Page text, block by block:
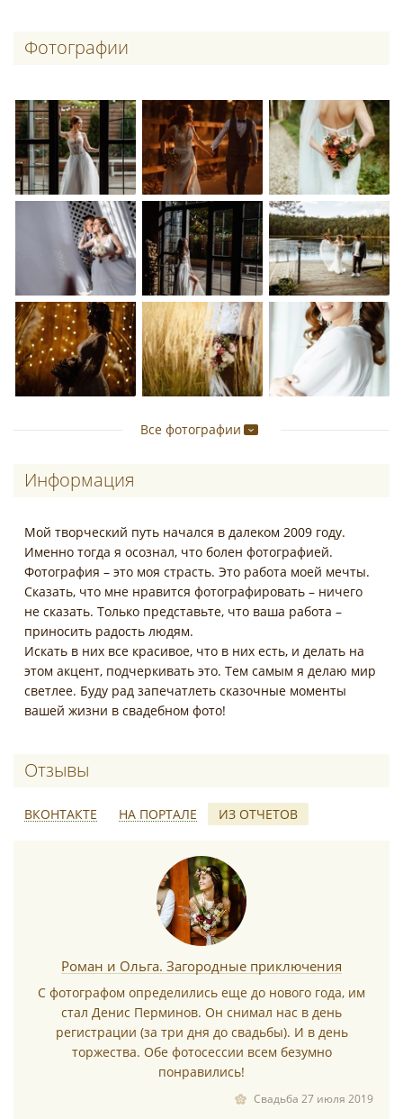
Информация
Мой творческий путь начался в далеком 2009 году.
Именно тогда я осознал, что болен фотографией.
Фотография – это моя страсть. Это работа моей мечты.
Сказать, что мне нравится фотографировать – ничего
не сказать. Только представьте, что ваша работа –
приносить радость людям.
Искать в них все красивое, что в них есть, и делать на
этом акцент, подчеркивать это. Тем самым я делаю мир
светлее. Буду рад запечатлеть сказочные моменты
вашей жизни в свадебном фото!
Фотографии
Все фотографии
Отзывы о Денис Перминов
ВКОНТАКТЕ НА ПОРТАЛЕ ИЗ ОТЧЕТОВ
*
Роман и Ольга. Загородные приключения
С фотографом определились еще до нового года, им
стал Денис Перминов. Он снимал нас в день
регистрации (за три дня до свадьбы). И в день
торжества. Обе фотосессии всем безумно
понравились!
Свадьба 27 июля 2019